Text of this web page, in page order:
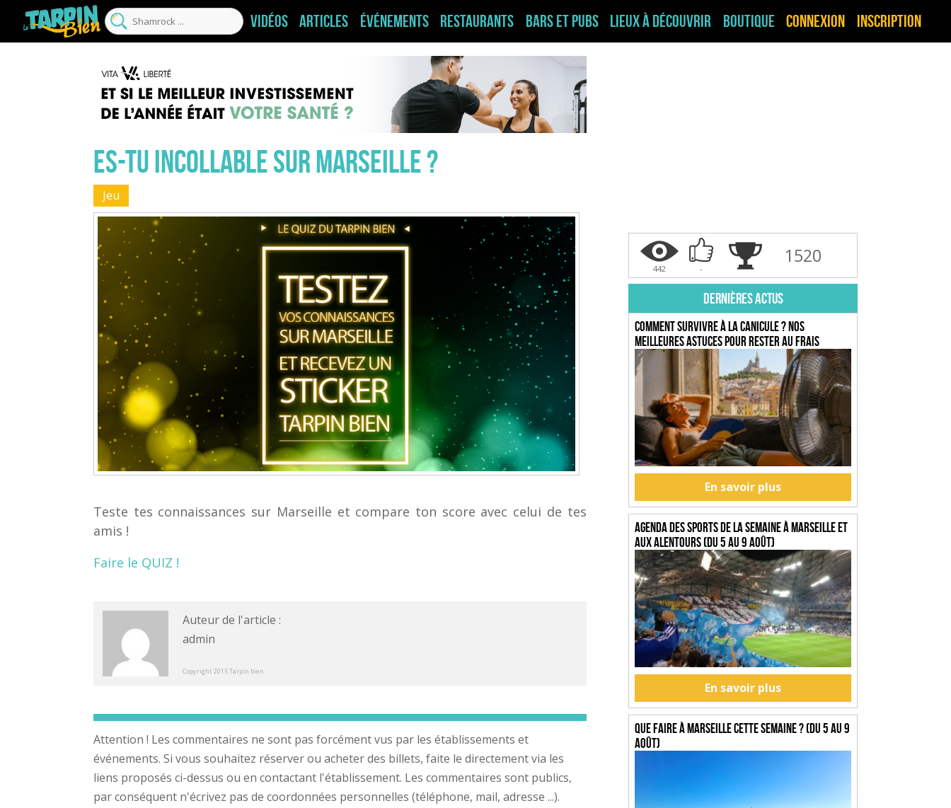
Vidéos Articles Événements Restaurants Bars et pubs Lieux à découvrir Boutique Connexion Inscription
Es-tu incollable sur Marseille ?
Jeu
Teste tes connaissances sur Marseille et compare ton score avec celui de tes
amis !
Faire le QUIZ !
Auteur de l'article :
admin
Copyright 2015 Tarpin bien
Attention ! Les commentaires ne sont pas forcément vus par les établissements et
événements. Si vous souhaitez réserver ou acheter des billets, faite le directement via les
liens proposés ci-dessus ou en contactant l'établissement. Les commentaires sont publics,
par conséquent n'écrivez pas de coordonnées personnelles (téléphone, mail, adresse ...).
442 -
1520
Dernières actus
Comment survivre à la canicule ? Nos
meilleures astuces pour rester au frais
En savoir plus
Agenda des sports de la semaine à Marseille et
aux alentours (du 5 au 9 août)
En savoir plus
Que faire à Marseille cette semaine ? (du 5 au 9
août)